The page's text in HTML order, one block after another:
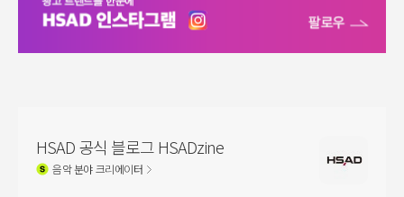
HSAD 공식 블로그 HSADzine
음악분야 크리에이터